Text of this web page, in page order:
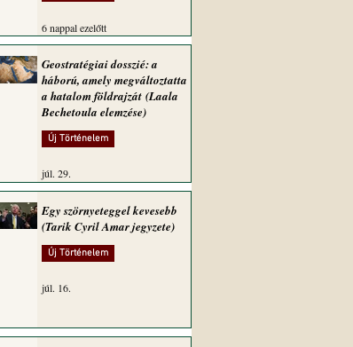
6 nappal ezelőtt
Geostratégiai dosszié: a
háború, amely megváltoztatta
a hatalom földrajzát (Laala
Bechetoula elemzése)
Új Történelem
júl. 29.
Egy szörnyeteggel kevesebb
(Tarik Cyril Amar jegyzete)
Új Történelem
júl. 16.